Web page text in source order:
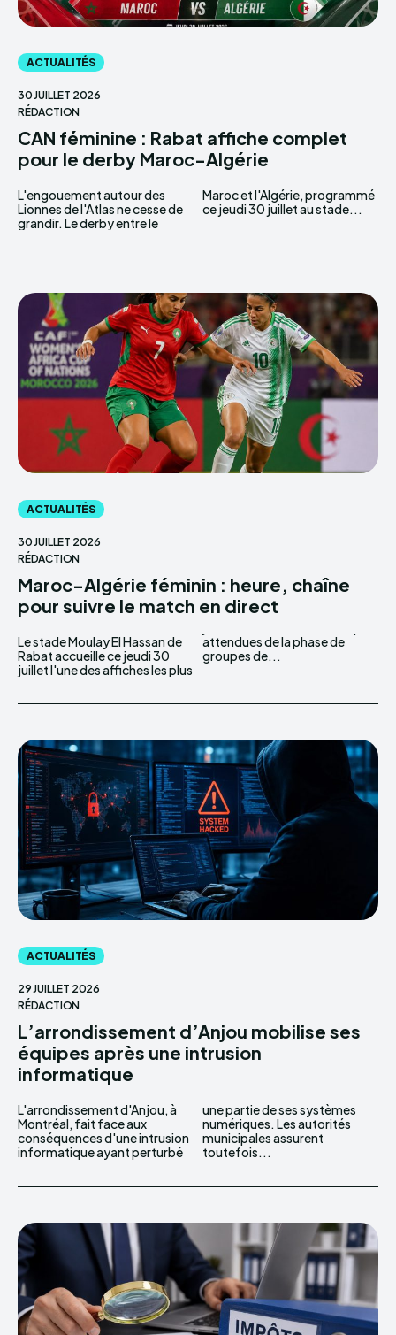
ACTUALITÉS
30 JUILLET 2026
RÉDACTION
CAN féminine : Rabat affiche complet
pour le derby Maroc-Algérie
L'engouement autour des
Lionnes de l'Atlas ne cesse de
grandir. Le derby entre le
Maroc et l'Algérie, programmé
ce jeudi 30 juillet au stade...
ACTUALITÉS
30 JUILLET 2026
RÉDACTION
Maroc-Algérie féminin : heure, chaîne
pour suivre le match en direct
Le stade Moulay El Hassan de
Rabat accueille ce jeudi 30
juillet l'une des affiches les plus
attendues de la phase de
groupes de...
ACTUALITÉS
29 JUILLET 2026
RÉDACTION
L’arrondissement d’Anjou mobilise ses
équipes après une intrusion
informatique
L'arrondissement d'Anjou, à
Montréal, fait face aux
conséquences d'une intrusion
informatique ayant perturbé
une partie de ses systèmes
numériques. Les autorités
municipales assurent
toutefois...